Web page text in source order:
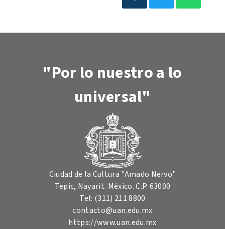
"Por lo nuestro a lo
universal"
Ciudad de la Cultura "Amado Nervo"
Tepic, Nayarit. México. C.P. 63000
Tel: (311) 211 8800
contacto@uan.edu.mx
https://www.uan.edu.mx